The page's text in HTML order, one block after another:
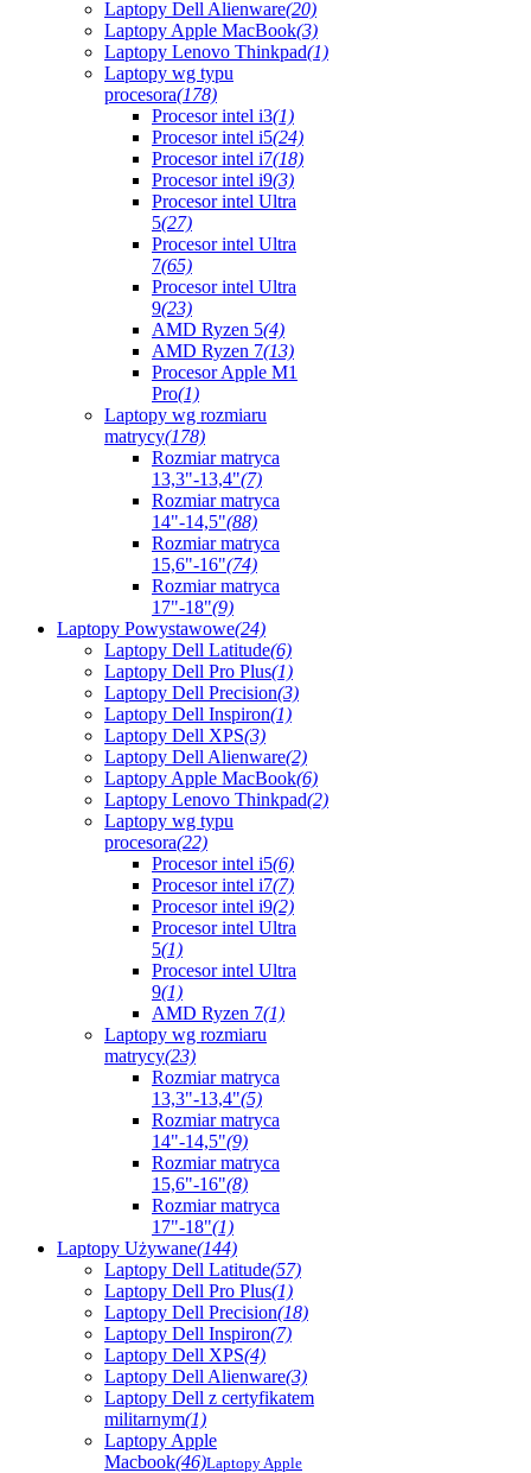
Laptopy Dell Alienware(20)
Laptopy Apple MacBook(3)
Laptopy Lenovo Thinkpad(1)
Laptopy wg typu
procesora(178)
Procesor intel i3(1)
Procesor intel i5(24)
Procesor intel i7(18)
Procesor intel i9(3)
Procesor intel Ultra
5(27)
Procesor intel Ultra
7(65)
Procesor intel Ultra
9(23)
AMD Ryzen 5(4)
AMD Ryzen 7(13)
Procesor Apple M1
Pro(1)
Laptopy wg rozmiaru
matrycy(178)
Rozmiar matryca
13,3"-13,4"(7)
Rozmiar matryca
14"-14,5"(88)
Rozmiar matryca
15,6"-16"(74)
Rozmiar matryca
17"-18"(9)
Laptopy Powystawowe(24)
Laptopy Dell Latitude(6)
Laptopy Dell Pro Plus(1)
Laptopy Dell Precision(3)
Laptopy Dell Inspiron(1)
Laptopy Dell XPS(3)
Laptopy Dell Alienware(2)
Laptopy Apple MacBook(6)
Laptopy Lenovo Thinkpad(2)
Laptopy wg typu
procesora(22)
Procesor intel i5(6)
Procesor intel i7(7)
Procesor intel i9(2)
Procesor intel Ultra
5(1)
Procesor intel Ultra
9(1)
AMD Ryzen 7(1)
Laptopy wg rozmiaru
matrycy(23)
Rozmiar matryca
13,3"-13,4"(5)
Rozmiar matryca
14"-14,5"(9)
Rozmiar matryca
15,6"-16"(8)
Rozmiar matryca
17"-18"(1)
Laptopy Używane(144)
Laptopy Dell Latitude(57)
Laptopy Dell Pro Plus(1)
Laptopy Dell Precision(18)
Laptopy Dell Inspiron(7)
Laptopy Dell XPS(4)
Laptopy Dell Alienware(3)
Laptopy Dell z certyfikatem
militarnym(1)
Laptopy Apple
Macbook(46)Laptopy Apple